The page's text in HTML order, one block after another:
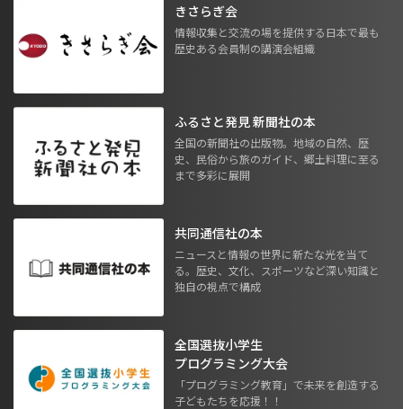
きさらぎ会
情報収集と交流の場を提供する日本で最も
歴史ある会員制の講演会組織
ふるさと発見 新聞社の本
全国の新聞社の出版物。地域の自然、歴
史、民俗から旅のガイド、郷土料理に至る
まで多彩に展開
共同通信社の本
ニュースと情報の世界に新たな光を当て
る。歴史、文化、スポーツなど深い知識と
独自の視点で構成
全国選抜小学生
プログラミング大会
「プログラミング教育」で未来を創造する
子どもたちを応援！！